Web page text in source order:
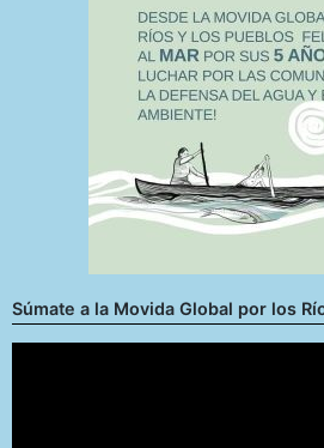
Súmate a la Movida Global por los